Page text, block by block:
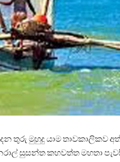
තුරු මුහුදු යාම තාවකාලිකව
සුසන්ත කහවත්ත මහතා